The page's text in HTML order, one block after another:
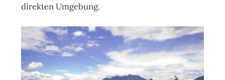
direkten Umgebung.